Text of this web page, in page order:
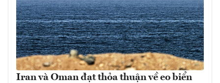
Iran và Oman đạt thỏa thuận về eo biển